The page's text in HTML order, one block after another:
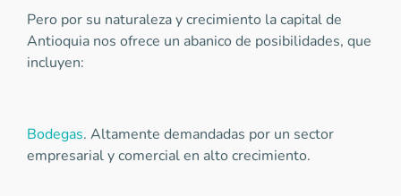
Pero por su naturaleza y crecimiento la capital de
Antioquia nos ofrece un abanico de posibilidades, que
incluyen:
Bodegas. Altamente demandadas por un sector
empresarial y comercial en alto crecimiento.